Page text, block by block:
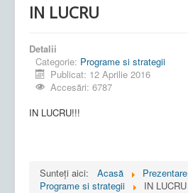
IN LUCRU
Detalii
Categorie: Programe si strategii
Publicat: 12 Aprilie 2016
Accesări: 6787
IN LUCRU!!!
Sunteți aici: Acasă
Prezentare
Programe si strategii
IN LUCRU